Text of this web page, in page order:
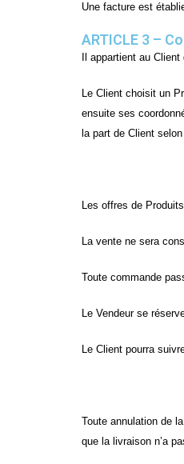
Une facture est
ARTICLE 3 –
Il appartient au
Le Client choisit un
ensuite ses
la part de Client
Les offres de
La vente ne sera
Toute commande
Le Vendeur se
Le Client pourra
Toute annulation de
que la livraison n’a